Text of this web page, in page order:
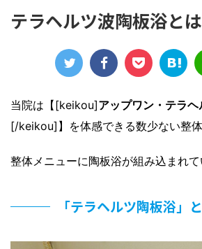
テラヘルツ波陶板浴とは
当院は【[keikou]アップワン・テラ
[/keikou]】を体感できる数少ない整体
整体メニューに陶板浴が組み込まれて
「テラヘルツ陶板浴」